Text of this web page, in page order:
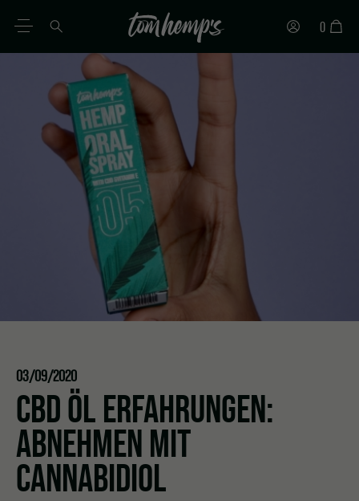
ENESIT
0
03/09/2020
CBD ÖL ERFAHRUNGEN:
ABNEHMEN MIT
CANNABIDIOL